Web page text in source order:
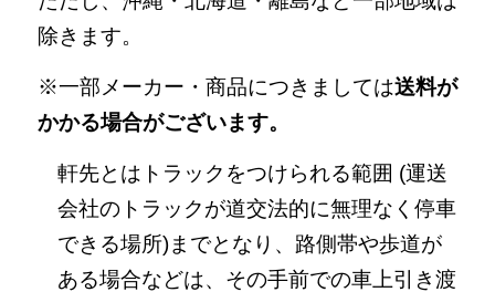
除きます。
※一部メーカー・商品につきましては送料が
かかる場合がございます。
軒先とはトラックをつけられる範囲 (運送
会社のトラックが道交法的に無理なく停車
できる場所)までとなり、路側帯や歩道が
ある場合などは、その手前での車上引き渡